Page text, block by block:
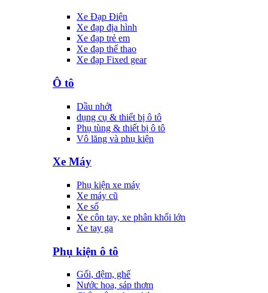
Xe Đạp Điện
Xe đạp địa hình
Xe đạp trẻ em
Xe đạp thể thao
Xe đạp Fixed gear
Ô tô
Dầu nhớt
dụng cụ & thiết bị ô tô
Phụ tùng & thiết bị ô tô
Vô lăng và phụ kiện
Xe Máy
Phụ kiện xe máy
Xe máy cũ
Xe số
Xe côn tay, xe phân khối lớn
Xe tay ga
Phụ kiện ô tô
Gối, đệm, ghế
Nước hoa, sáp thơm